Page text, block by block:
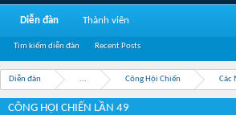
Diễn đàn ... Công Hội Chiến Các
CÔNG HỘI CHIẾN LẦN 49
Diễn đàn
Tìm kiếm diễn đàn Recent Posts
Thành viên